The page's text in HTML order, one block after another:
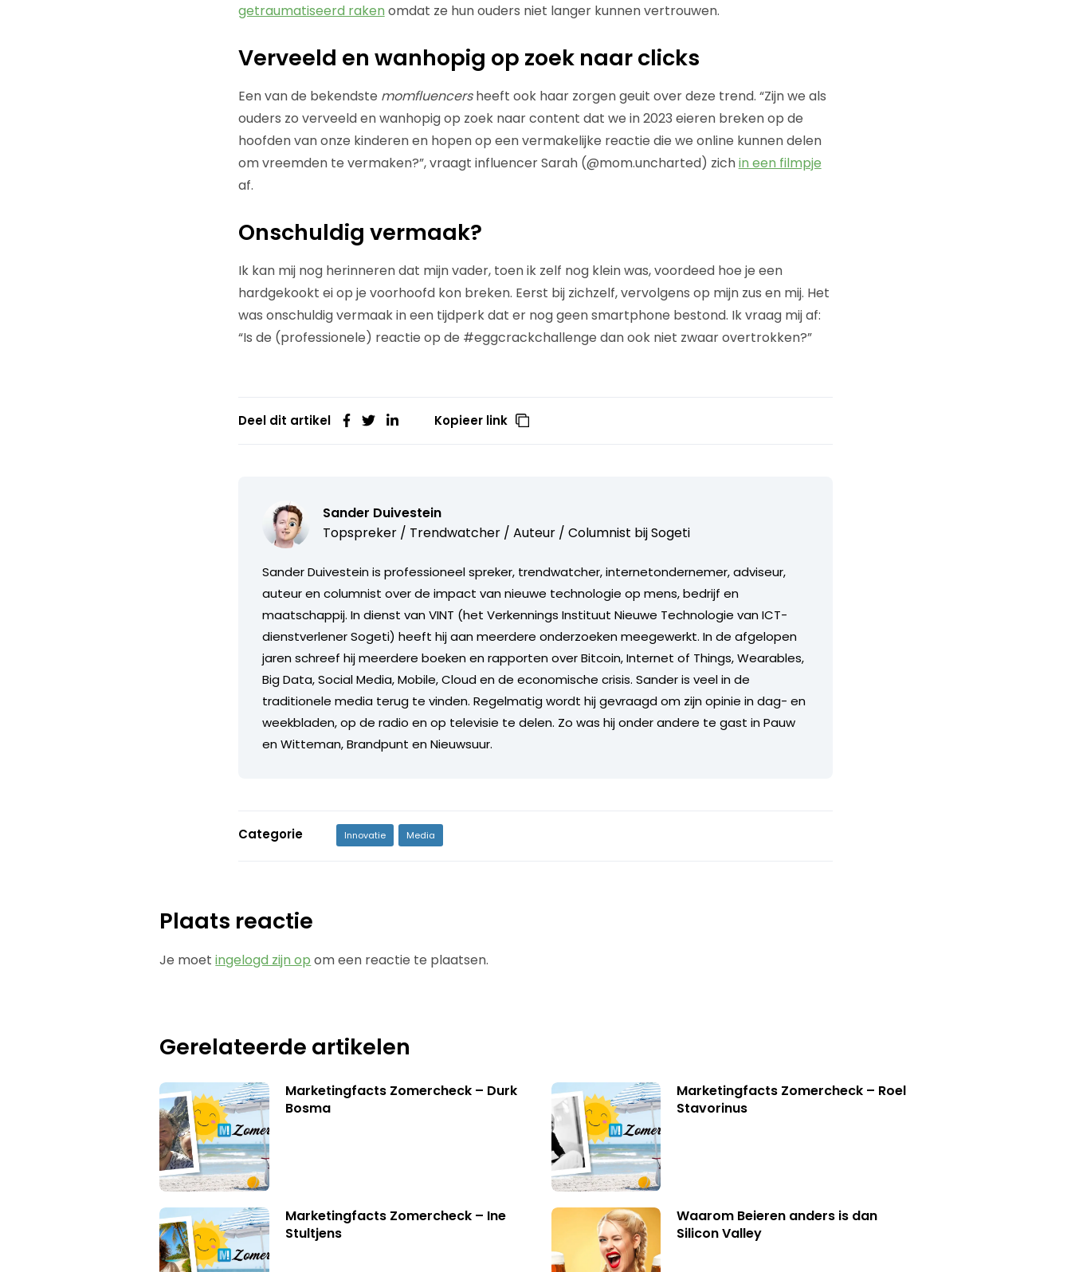
getraumatiseerd raken omdat ze hun ouders niet langer kunnen vertrouwen.
Verveeld en wanhopig op zoek naar clicks
Een van de bekendste momfluencersheeft ook haar zorgen geuit over deze trend. “Zijn we als
ouders zo verveeld en wanhopig op zoek naar content dat we in 2023 eieren breken op de
hoofden van onze kinderen en hopen op een vermakelijke reactie die we online kunnen delen
om vreemden te vermaken?”, vraagt influencer Sarah (@mom.uncharted) zichin een filmpje
af.
Onschuldig vermaak?
Ik kan mij nog herinneren dat mijn vader, toen ik zelf nog klein was, voordeed hoe je een
hardgekookt ei op je voorhoofd kon breken. Eerst bij zichzelf, vervolgens op mijn zus en mij. Het
was onschuldig vermaak in een tijdperk dat er nog geen smartphone bestond. Ik vraag mij af:
“Is de (professionele) reactie op de #eggcrackchallenge dan ook niet zwaar overtrokken?”
Deel dit artikel Kopieer link
Sander Duivestein
Topspreker / Trendwatcher / Auteur / Columnist bijSogeti
Sander Duivestein is professioneel spreker, trendwatcher, internetondernemer, adviseur,
auteur en columnist over de impact van nieuwe technologie op mens, bedrijf en
maatschappij. In dienst van VINT (het Verkennings Instituut Nieuwe Technologie van ICT-
dienstverlener Sogeti) heeft hij aan meerdere onderzoeken meegewerkt. In de afgelopen
jaren schreef hij meerdere boeken en rapporten over Bitcoin, Internet of Things, Wearables,
Big Data, Social Media, Mobile, Cloud en de economische crisis. Sander is veel in de
traditionele media terug te vinden. Regelmatig wordt hij gevraagd om zijn opinie in dag- en
weekbladen, op de radio en op televisie te delen. Zo was hij onder andere te gast in Pauw
en Witteman, Brandpunt en Nieuwsuur.
Categorie Innovatie Media
Plaats reactie
Je moetingelogd zijn op om een reactie te plaatsen.
Gerelateerde artikelen
Marketingfacts Zomercheck – Durk
Bosma
Marketingfacts Zomercheck – Roel
Stavorinus
Marketingfacts Zomercheck – Ine
Stultjens
Waarom Beieren anders is dan
Silicon Valley